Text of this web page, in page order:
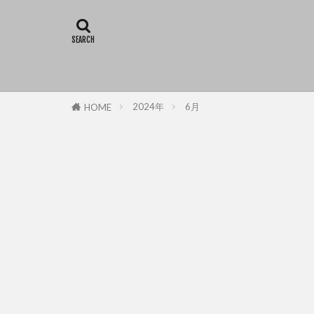
HOME 2024年 6月